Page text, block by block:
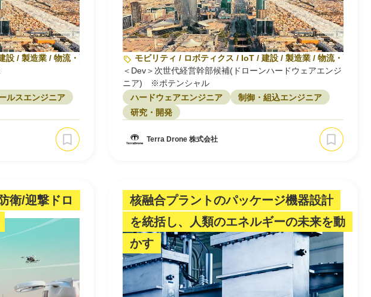
/ 製造業 / 物流・配送
ルスエンジニア
モビリティ / ロボティクス / IoT / 建設 / 製造業 / 物流・配送
＜Dev＞次世代経営幹部候補(ドローンハードウェアエンジ
ニア) ※ポテンシャル
ハードウェアエンジニア
制御・組込エンジニア
研究・開発
Terra Drone 株式会社
衛/迎撃ドロ
核融合プラントのパッケージ機器設計
を統括し、人類のエネルギーの未来を動
かす